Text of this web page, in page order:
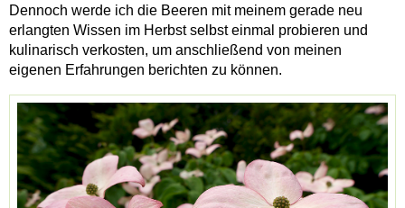
Dennoch werde ich die Beeren mit meinem gerade neu
erlangten Wissen im Herbst selbst einmal probieren und
kulinarisch verkosten, um anschließend von meinen
eigenen Erfahrungen berichten zu können.